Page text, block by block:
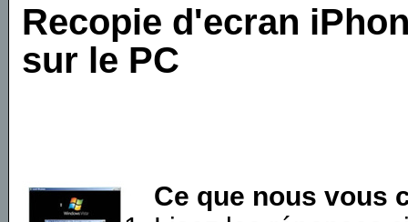
Recopie d'ecran
sur le PC
Ce que nous vous